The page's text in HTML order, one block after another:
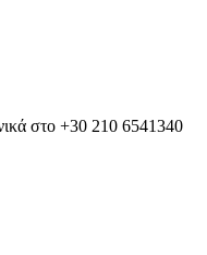
στο +30 210 6541340